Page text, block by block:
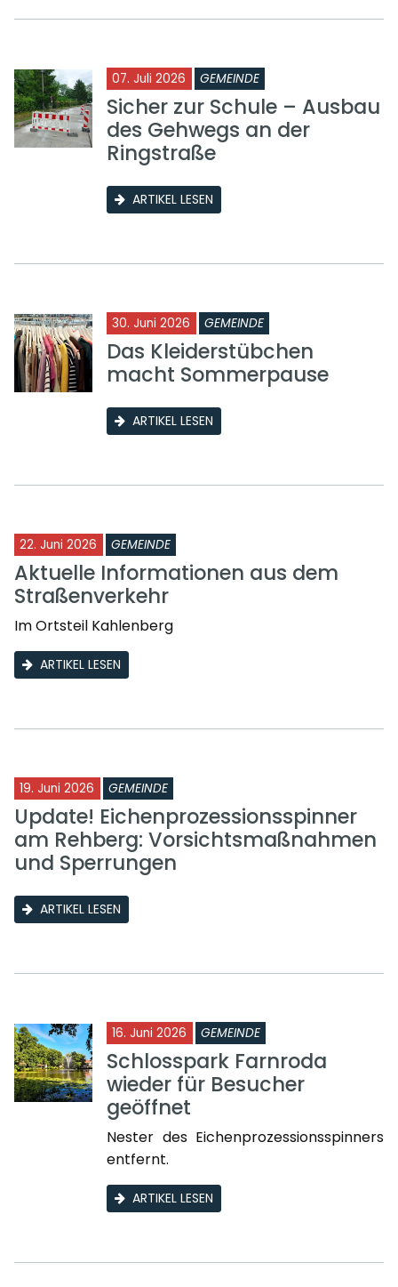
07. Juli 2026 GEMEINDE
Sicher zur Schule – Ausbau
des Gehwegs an der
Ringstraße
ARTIKEL LESEN
30. Juni 2026 GEMEINDE
Das Kleiderstübchen
macht Sommerpause
ARTIKEL LESEN
22. Juni 2026 GEMEINDE
Aktuelle Informationen aus dem
Straßenverkehr
Im Ortsteil Kahlenberg
ARTIKEL LESEN
19. Juni 2026 GEMEINDE
Update! Eichenprozessionsspinner
am Rehberg: Vorsichtsmaßnahmen
und Sperrungen
ARTIKEL LESEN
16. Juni 2026 GEMEINDE
Schlosspark Farnroda
wieder für Besucher
geöffnet
Nester des Eichenprozessionsspinners
entfernt.
ARTIKEL LESEN